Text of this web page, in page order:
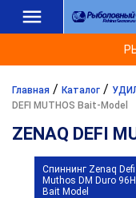
Главная / Каталог /
DEFI MUTHOS Bait-Model
ZENAQ DEFI
Спиннинг Zenaq Defi
Muthos DM Duro
Bait Model